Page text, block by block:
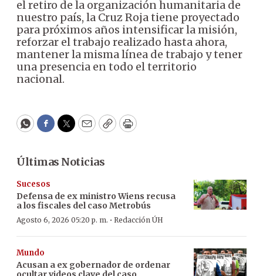
el retiro de la organización humanitaria de
nuestro país, la Cruz Roja tiene proyectado
para próximos años intensificar la misión,
reforzar el trabajo realizado hasta ahora,
mantener la misma línea de trabajo y tener
una presencia en todo el territorio
nacional.
WhatsApp
Facebook
Twitter
EmailCopyPrint
Últimas Noticias
Sucesos
Defensa de ex ministro Wiens recusa
a los fiscales del caso Metrobús
Agosto 6, 2026 05:20 p. m. · Redacción ÚH
Mundo
Acusan a ex gobernador de ordenar